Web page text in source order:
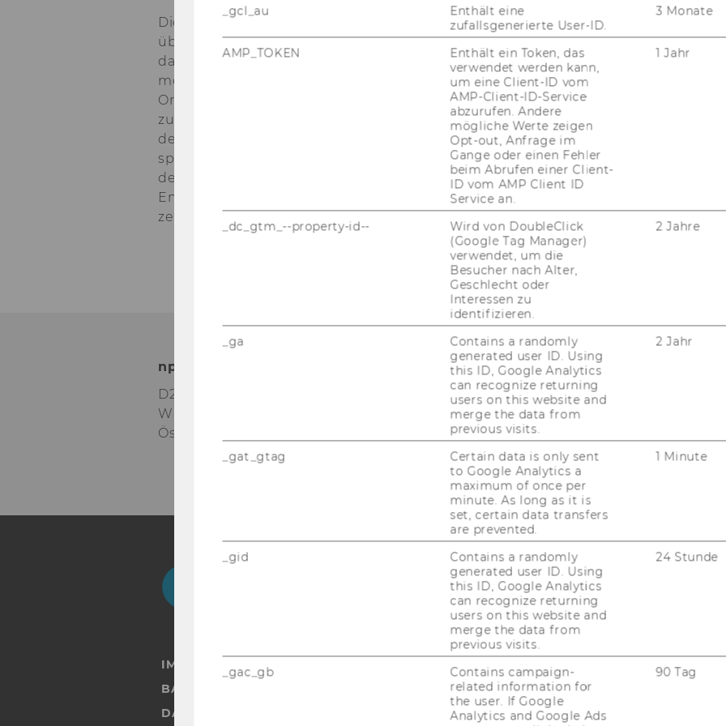
Die in der ABZ*AUSTRIA-​DNA ver­an­ker­te In­no­va­ti­ons­freu­de und das
über Jahr­zehn­te immer wei­ter pro­fes­sio­na­li­sier­te Ma­nage­ment tru­gen
dazu bei, dass ABZ*AUS­TRIA die ak­tu­el­le Kri­sen­si­tua­ti­on bis­lang gut
meis­tern konn­te. ABZ*AUS­TRIA hat – be­fruch­tet durch die Krise – einen
Or­ga­ni­sa­ti­ons­ent­wick­lungs­pro­zess ge­star­tet. Um die Or­ga­ni­sa­ti­on noch
zu­kunfts­ori­en­tier­ter, agi­ler und gleich­zei­tig sta­bi­ler auf­zu­stel­len, wird
der­zeit das von ABZ*AUS­TRIA selbst ent­wi­ckel­te 4-​R-Modell (Role, Re­
spon­si­bi­li­ty, Re­sults, Re­por­ting) im­ple­men­tiert. Die Wei­ter­ent­wick­lung
der po­si­ti­ven Un­ter­neh­mens­kul­tur, die Partizipations-​, Gestaltungs-​ und
Ent­fal­tungs­mög­lich­kei­ten für Mit­ar­bei­ter*innen sind dabei eben­falls
zen­tral.
npo­Aus­tria
D2 - Welt­han­dels­platz 1
Wien 1020
Ös­ter­reich
Kon­takt
Tel: +43 1 31336 4288
E-​Mail:npo­aus­tria@wu.ac.at
Büro: Mo.-Fr. 09:00 bis 17:00
NewsletterBluesky
IMPRESSUM
BARRIEREFREIHEITSERKLÄRUNG WEBSEITE
DATENSCHUTZERKLÄRUNG
_gcl_au
Enthält eine
zufallsgenerierte User-ID.
3 Monate
AMP_TOKEN
Enthält ein Token, das
verwendet werden kann,
um eine Client-ID vom
AMP-Client-ID-Service
abzurufen. Andere
mögliche Werte zeigen
Opt-out, Anfrage im
Gange oder einen Fehler
beim Abrufen einer Client-
ID vom AMP Client ID
Service an.
1 Jahr
_dc_gtm_--property-id--
Wird von DoubleClick
(Google Tag Manager)
verwendet, um die
Besucher nach Alter,
Geschlecht oder
Interessen zu
identifizieren.
2 Jahre
_ga
Contains a randomly
generated user ID. Using
this ID, Google Analytics
can recognize returning
users on this website and
merge the data from
previous visits.
2 Jahr
_gat_gtag
Certain data is only sent
to Google Analytics a
maximum of once per
minute. As long as it is
set, certain data transfers
are prevented.
1 Minute
_gid
Contains a randomly
generated user ID. Using
this ID, Google Analytics
can recognize returning
users on this website and
merge the data from
previous visits.
24 Stunde
_gac_gb
Contains campaign-
related information for
the user. If Google
Analytics and Google Ads
90 Tag